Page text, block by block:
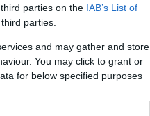
parties on the IAB’s List of
parties.
and may gather and store
You may click to grant or
for below specified purposes